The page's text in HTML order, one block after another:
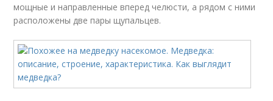
мощные и направленные вперед челюсти, а рядом с ними
расположены две пары щупальцев.